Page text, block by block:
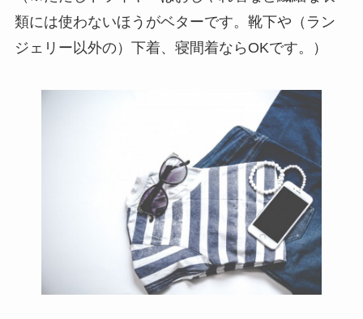
類には使わないほうがベターです。靴下や（ラン
ジェリー以外の）下着、寝間着ならOKです。）